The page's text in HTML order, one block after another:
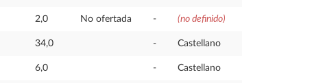
2,0 No ofertada - (no definido)
34,0 - Castellano
6,0 - Castellano